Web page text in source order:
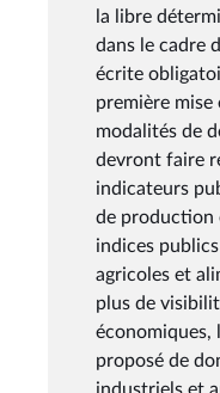
la libre
dans le cadre
écrite
première mise
modalités de
devront faire
indicateurs
de production
indices
agricoles et
plus de
économiques,
proposé de
industriels et